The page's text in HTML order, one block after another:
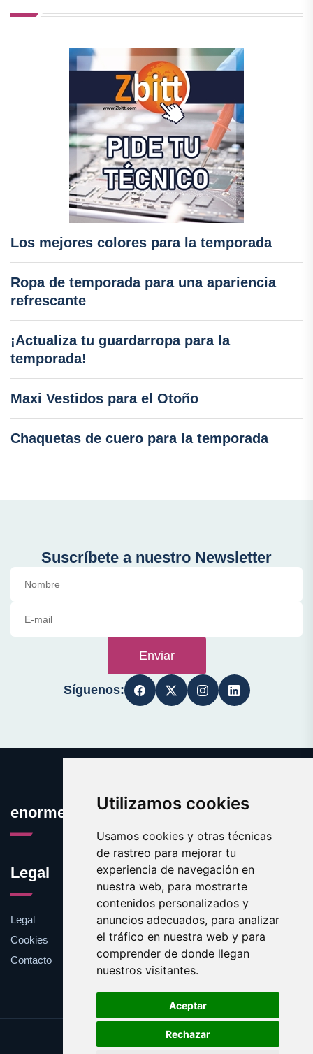
Utilizamos cookies
Usamos cookies y otras técnicas
de rastreo para mejorar tu
experiencia de navegación en
nuestra web, para mostrarte
contenidos personalizados y
anuncios adecuados, para analizar
el tráfico en nuestra web y para
comprender de donde llegan
nuestros visitantes.
Aceptar
Rechazar
Los mejores colores para la temporada
Ropa de temporada para una apariencia
refrescante
¡Actualiza tu guardarropa para la
temporada!
Maxi Vestidos para el Otoño
Chaquetas de cuero para la temporada
Suscríbete a nuestro Newsletter
Enviar
Síguenos:
enormes.es
Legal
Legal
Cookies
Contacto
Update cookies preferences